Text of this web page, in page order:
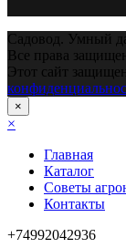
Садовод. Умный
Все права
Этот сайт
×
×
Главная
Каталог
Советы
Контакты
+74992042936